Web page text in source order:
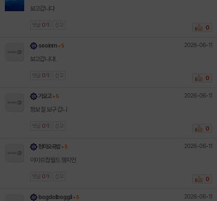
보고갑니다
댓글 0 개 신고 0
seoinm + 5 2026-06-11
보고갑니다!.
댓글 0 개 신고 0
기오고 + 5 2026-06-11
정보 잘 보구 갑니
댓글 0 개 신고 0
현미오곡밥 + 5 2026-06-11
이미르컵 월드 챔피언
댓글 0 개 신고 0
bogdolboggil + 5 2026-06-11